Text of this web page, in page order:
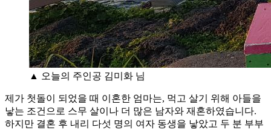
▲ 오늘의 주인공 김미화 님
제가 첫돌이 되었을 때 이혼한 엄마는, 먹고 살기 위해 아들을
낳는 조건으로 스무 살이나 더 많은 남자와 재혼하였습니다.
하지만 결혼 후 내리 다섯 명의 여자 동생을 낳았고 두 분 부부